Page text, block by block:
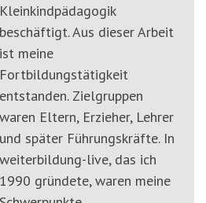
Kleinkindpädagogik
beschäftigt. Aus dieser Arbeit
ist meine
Fortbildungstätigkeit
entstanden. Zielgruppen
waren Eltern, Erzieher, Lehrer
und später Führungskräfte. In
weiterbildung-live, das ich
1990 gründete, waren meine